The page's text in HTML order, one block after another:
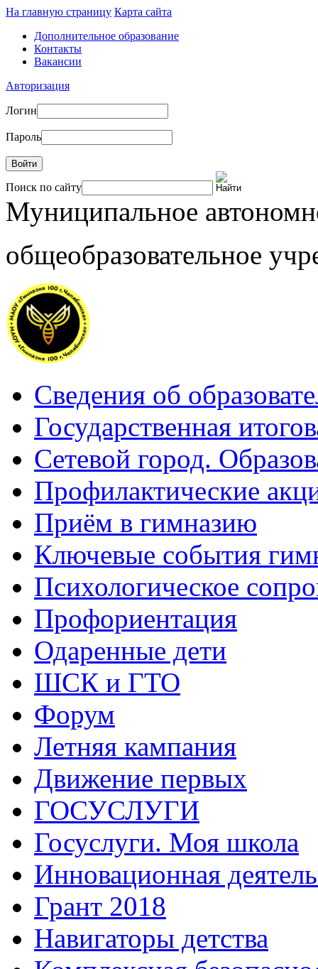
На главную страницу Карта сайта
Дополнительное образование
Контакты
Вакансии
Авторизация
Логин
Пароль
Войти
Поиск по сайту
Муниципальное
общеобразовательное
Сведения об
Государственная
Сетевой город.
Профилактические
Приём в гимназию
Ключевые события
Психологическое
Профориентация
Одаренные дети
ШСК и ГТО
Форум
Летняя кампания
Движение первых
ГОСУСЛУГИ
Госуслуги. Моя школа
Инновационная
Грант 2018
Навигаторы детства